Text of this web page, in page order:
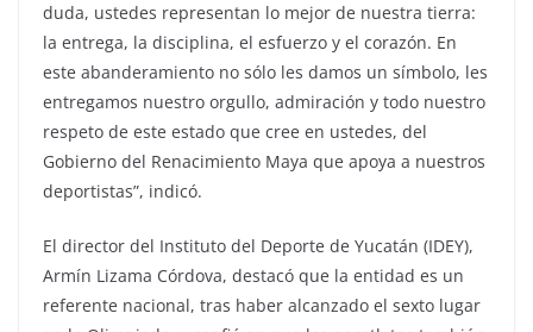
duda, ustedes representan lo mejor de nuestra tierra:
la entrega, la disciplina, el esfuerzo y el corazón. En
este abanderamiento no sólo les damos un símbolo, les
entregamos nuestro orgullo, admiración y todo nuestro
respeto de este estado que cree en ustedes, del
Gobierno del Renacimiento Maya que apoya a nuestros
deportistas”, indicó.
El director del Instituto del Deporte de Yucatán (IDEY),
Armín Lizama Córdova, destacó que la entidad es un
referente nacional, tras haber alcanzado el sexto lugar